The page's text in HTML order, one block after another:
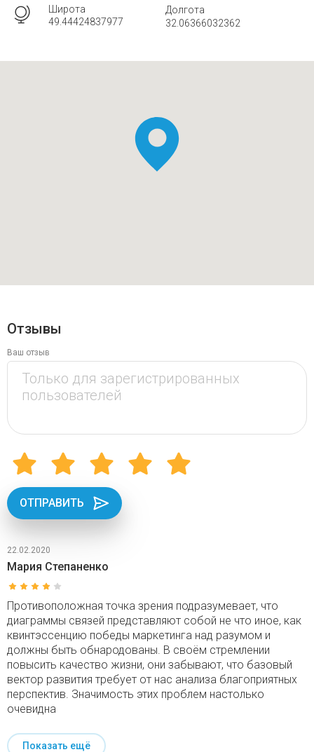
Широта
49.44424837977
Долгота
32.06366032362
Отзывы
Ваш отзыв
ОТПРАВИТЬ
22.02.2020
Мария Степаненко
Противоположная точка зрения подразумевает, что
диаграммы связей представляют собой не что иное, как
квинтэссенцию победы маркетинга над разумом и
должны быть обнародованы. В своём стремлении
повысить качество жизни, они забывают, что базовый
вектор развития требует от нас анализа благоприятных
перспектив. Значимость этих проблем настолько
очевидна
Показать ещё